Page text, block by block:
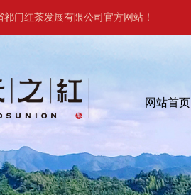
门红茶发展有限公司官方网站！
网站首页